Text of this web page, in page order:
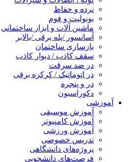
نرده و حفاظ
یونولیت و فوم
ماشین آلات و ابزار ساختمانی
آسانسور /پله برقی /بالابر
بازسازی ساختمان
سقف کاذب / دیوار کاذب
در ضد سرقت
در اتوماتیک / کرکره برقی
در و پنجره
دکوراسیون
آموزشی
آموزش موسیقی
آموزش کامپیوتر
آموزش ورزشی
تدریس خصوصی
پروژه‌های دانشگاهی
فرصت‌های دانشجویی